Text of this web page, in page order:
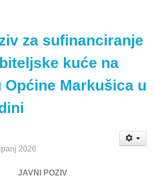
za sufinanciranje
kuće na
Općine Markušica u
2026
JAVNI POZIV